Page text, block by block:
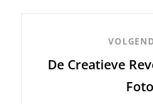
Bericht
De Creatieve